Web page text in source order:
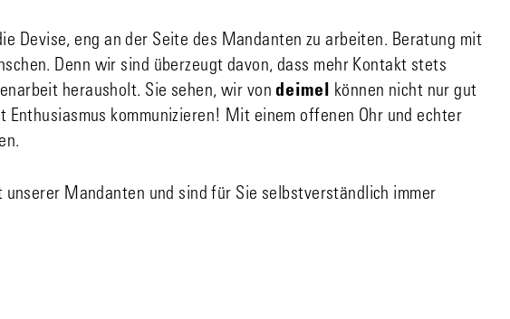
Devise, eng an der Seite des Mandanten zu arbeiten. Beratung mit
Denn wir sind überzeugt davon, dass mehr Kontakt stets
herausholt. Sie sehen, wir von deimel können nicht nur gut
Enthusiasmus kommunizieren! Mit einem offenen Ohr und echter
Mandanten und sind für Sie selbstverständlich immer